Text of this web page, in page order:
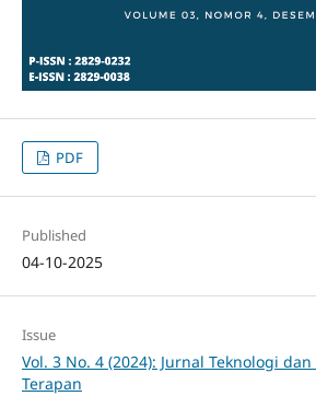
PDF
Published
04-10-2025
Issue
Vol. 3 No. 4 (2024): Jurnal Teknologi
Terapan